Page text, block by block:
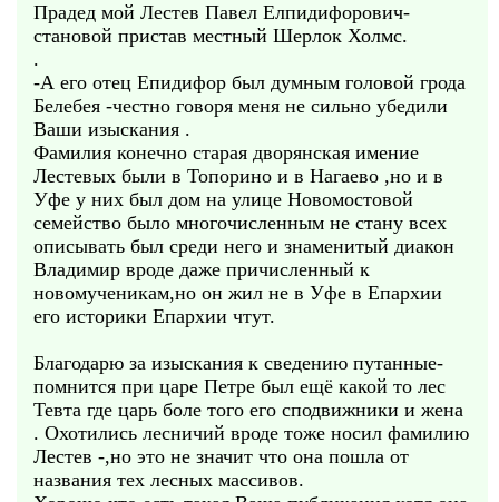
Прадед мой Лестев Павел Елпидифорович-
становой пристав местный Шерлок Холмс.
.
-А его отец Епидифор был думным головой грода
Белебея -честно говоря меня не сильно убедили
Ваши изыскания .
Фамилия конечно старая дворянская имение
Лестевых были в Топорино и в Нагаево ,но и в
Уфе у них был дом на улице Новомостовой
семейство было многочисленным не стану всех
описывать был среди него и знаменитый диакон
Владимир вроде даже причисленный к
новомученикам,но он жил не в Уфе в Епархии
его историки Епархии чтут.
Благодарю за изыскания к сведению путанные-
помнится при царе Петре был ещё какой то лес
Тевта где царь боле того его сподвижники и жена
. Охотились лесничий вроде тоже носил фамилию
Лестев -,но это не значит что она пошла от
названия тех лесных массивов.